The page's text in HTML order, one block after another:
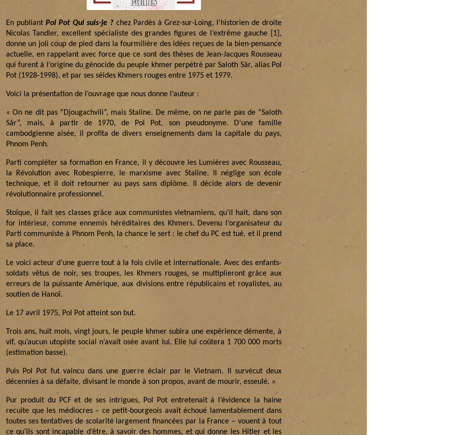
En publiantPol Pot Qui suis-je ? chez Pardès à Grez-sur-Loing, l’historien de droite
Nicolas Tandler, excellent spécialiste des grandes figures de l’extrême gauche
[1] ,
donne un joli coup de pied dans la fourmilière des idées reçues de la bien-pensance
actuelle, en rappelant avec force que ce sont des thèses de Jean-Jacques Rousseau
qui furent à l’origine du génocide du peuple khmer perpétré par Saloth Sâr, alias Pol
Pot (1928-1998), et par ses séides Khmers rouges entre 1975 et 1979.
Voici la présentation de l’ouvrage que nous donne l’auteur :
« On ne dit pas “Djougachvili”, mais Staline. De même, on ne parle pas de “Saloth
Sâr”, mais, à partir de 1970, de Pol Pot, son pseudonyme. D’une famille
cambodgienne aisée, il profita de divers enseignements dans la capitale du pays,
Phnom Penh.
Parti compléter sa formation en France, il y découvre les Lumières avec Rousseau,
la Révolution avec Robespierre, le marxisme avec Staline. Il néglige son école
technique, et il doit retourner au pays sans diplôme. Il décide alors de devenir
révolutionnaire professionnel.
Stoïque, il fait ses classes grâce aux communistes vietnamiens, qu’il hait, dans son
for intérieur, comme ennemis héréditaires des Khmers. Devenu l’organisateur du
Parti communiste à Phnom Penh, la chance le sert : le chef du PC est tué, et il prend
sa place.
Le voici acteur d’une guerre tout à la fois civile et internationale. Avec des enfants-
soldats vêtus de noir, ses troupes, les Khmers rouges, se multiplieront grâce aux
erreurs de la puissante Amérique, aux divisions entre républicains et royalistes, au
soutien de Hanoï.
Le 17 avril 1975, Pol Pot atteint son but.
Trois ans, huit mois, vingt jours, le peuple khmer subira une expérience démente, à
vif, qu’aucun utopiste social n’avait osée avant lui. Elle lui coûtera 1 700 000 morts
(estimation basse).
Puis Pol Pot fut vaincu dans une guerre éclair par le Vietnam. Il survécut deux
décennies à sa défaite, divisant le monde à son propos, avant de mourir, esseulé. »
Pur produit du PCF et de ses intrigues, Pol Pot entretenait à l’évidence la haine
recuite que les médiocres – ce petit-bourgeois avait échoué lamentablement dans
toutes ses tentatives de scolarité largement financées par la France – vouent à tout
ce qu’ils sont incapable d’être, à savoir des hommes, et qui donne les Hitler et les